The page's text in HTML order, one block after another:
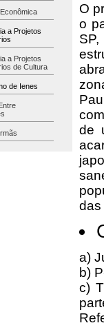
a Projetos
a Projetos
de Cultura
de Ienes
O
o
de
das
a)
b)
c)